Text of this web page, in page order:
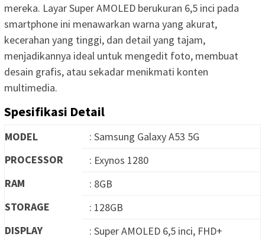
mereka. Layar Super AMOLED berukuran 6,5 inci pada
smartphone ini menawarkan warna yang akurat,
kecerahan yang tinggi, dan detail yang tajam,
menjadikannya ideal untuk mengedit foto, membuat
desain grafis, atau sekadar menikmati konten
multimedia.
Spesifikasi Detail
MODEL
: Samsung Galaxy A53 5G
PROCESSOR
: Exynos 1280
RAM
: 8GB
STORAGE
: 128GB
DISPLAY
: Super AMOLED 6,5 inci, FHD+